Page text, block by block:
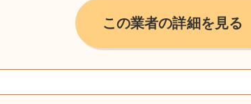
この業者の詳細を見る